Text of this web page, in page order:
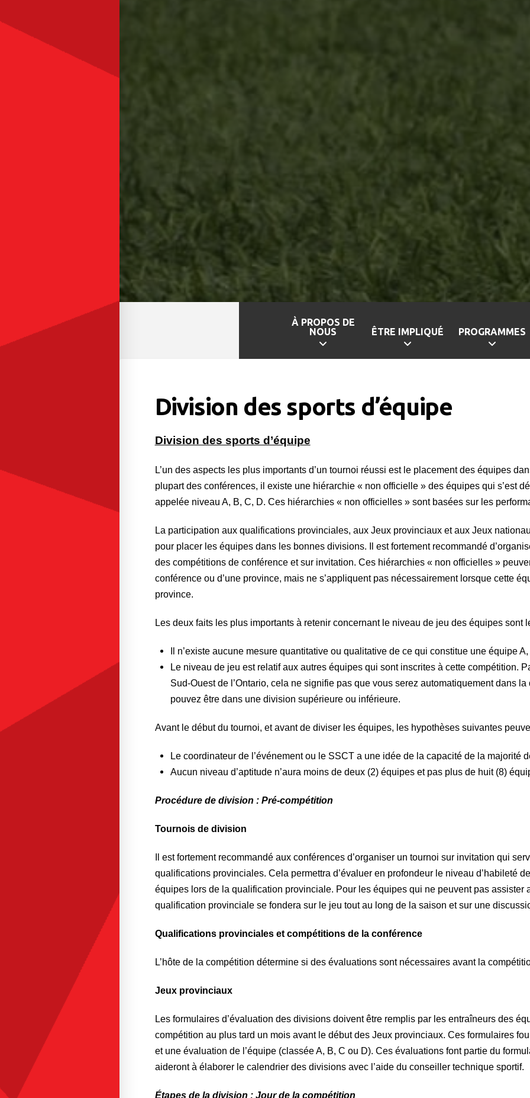
À PROPOS DE
NOUS
ÊTRE IMPLIQUÉ PROGRAMMES
Division des sports d’équipe
Division des sports d’équipe
L’un des aspects les plus importants d’un tournoi réussi est le placement des équipes
plupart des conférences, il existe une hiérarchie « non officielle » des équipes qui s’est
appelée niveau A, B, C, D. Ces hiérarchies « non officielles » sont basées sur les
La participation aux qualifications provinciales, aux Jeux provinciaux et aux Jeux
pour placer les équipes dans les bonnes divisions. Il est fortement recommandé
des compétitions de conférence et sur invitation. Ces hiérarchies «non officielles »
conférence ou d’une province, mais ne s’appliquent pas nécessairement lorsque cette
province.
Les deux faits les plus importants à retenir concernant le niveau de jeu des équipes sont
Il n’existe aucune mesure quantitative ou qualitative de ce qui constitue une équipe
Le niveau de jeu est relatif aux autres équipes qui sont inscrites à cette compétition.
Sud-Ouest de l’Ontario, cela ne signifie pas que vous serez automatiquement dans
pouvez être dans une division supérieure ou inférieure.
Avant le début du tournoi, et avant de diviser les équipes, les hypothèses suivantes
Le coordinateur de l’événement ou le SSCT a une idée de la capacité de la majorité
Aucun niveau d’aptitude n’aura moins de deux (2) équipes et pas plus de huit (8)
Procédure de division : Pré-compétition
Tournois de division
Il est fortement recommandé aux conférences d’organiser un tournoi sur invitation qui
qualifications provinciales. Cela permettra d’évaluer en profondeur le niveau d’habileté
équipes lors de la qualification provinciale. Pour les équipes qui ne peuvent pas assister
qualification provinciale se fondera sur le jeu tout au long de la saison et sur une
Qualifications provinciales et compétitions de la conférence
L’hôte de la compétition détermine si des évaluations sont nécessaires avant la
Jeux provinciaux
Les formulaires d’évaluation des divisions doivent être remplis par les entraîneurs des
compétition au plus tard un mois avant le début des Jeux provinciaux. Ces formulaires
et une évaluation de l’équipe (classée A, B, C ou D). Ces évaluations font partie du
aideront à élaborer le calendrier des divisions avec l’aide du conseiller technique sportif.
Étapes de la division : Jour de la compétition